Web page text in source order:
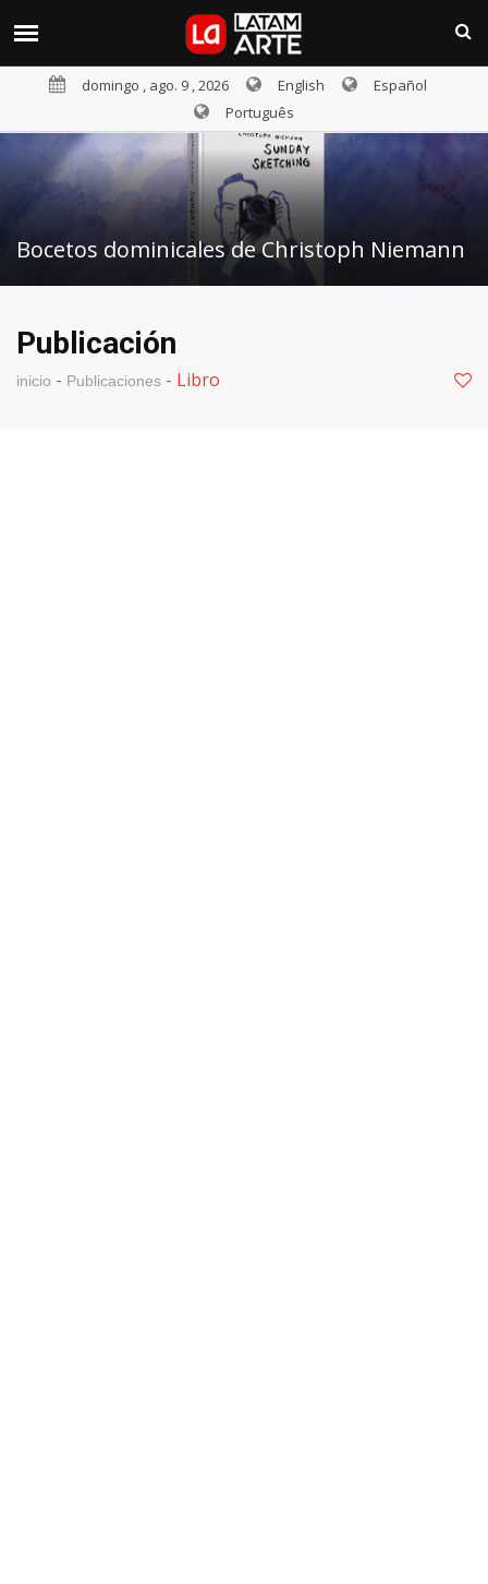
domingo , ago. 9 , 2026 English
Español
Português
Bocetos dominicales de Christoph Niemann
Publicación
inicio - Publicaciones - Libro